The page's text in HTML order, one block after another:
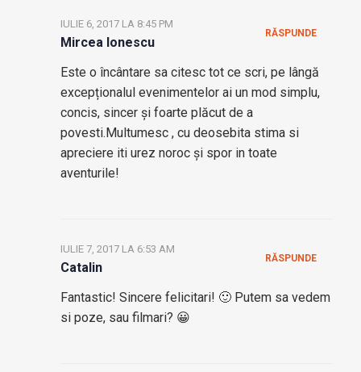
Mircea Ionescu
IULIE 6, 2017 LA 8:45 PM
Este o încântare sa citesc tot ce scri, pe lângă
excepționalul evenimentelor ai un mod simplu,
concis, sincer și foarte plăcut de a
povesti.Multumesc , cu deosebita stima si
apreciere iti urez noroc și spor in toate
aventurile!
RĂSPUNDE
Catalin
IULIE 7, 2017 LA 6:53 AM
Fantastic! Sincere felicitari! 🙂 Putem sa vedem
si poze, sau filmari? 😀
RĂSPUNDE